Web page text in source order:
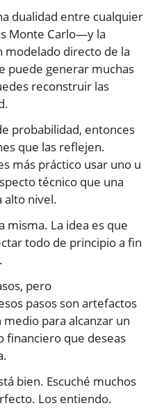
dualidad entre cualquier
Monte Carlo—y la
modelado directo de la
puede generar muchas
reconstruir las
probabilidad, entonces
que las reflejen.
más práctico usar uno u
técnico que una
alto nivel.
misma. La idea es que
todo de principio a fin
pero
pasos son artefactos
para alcanzar un
financiero que deseas
bien. Escuché muchos
Los entiendo.